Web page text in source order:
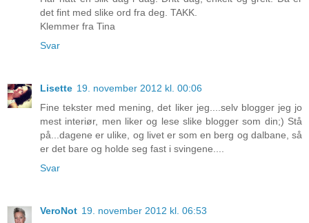
det fint med slike ord fra deg. TAKK.
Klemmer fra Tina
Svar
Lisette 19. november 2012 kl. 00:06
Fine tekster med mening, det liker jeg....selv blogger jeg jo
mest interiør, men liker og lese slike blogger som din;) Stå
på...dagene er ulike, og livet er som en berg og dalbane, så
er det bare og holde seg fast i svingene....
Svar
VeroNot 19. november 2012 kl. 06:53